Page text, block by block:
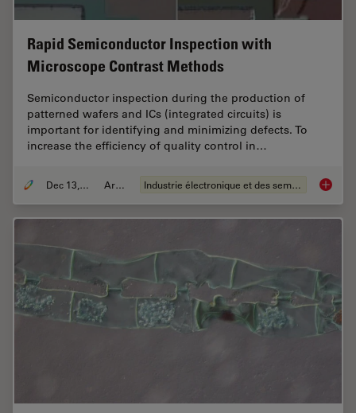
Rapid Semiconductor Inspection with
Microscope Contrast Methods
Semiconductor inspection during the production of
patterned wafers and ICs (integrated circuits) is
important for identifying and minimizing defects. To
increase the efficiency of quality control in…
Dec 13, 2023 Article Industrie électronique et des semi-conducteurs Rapid